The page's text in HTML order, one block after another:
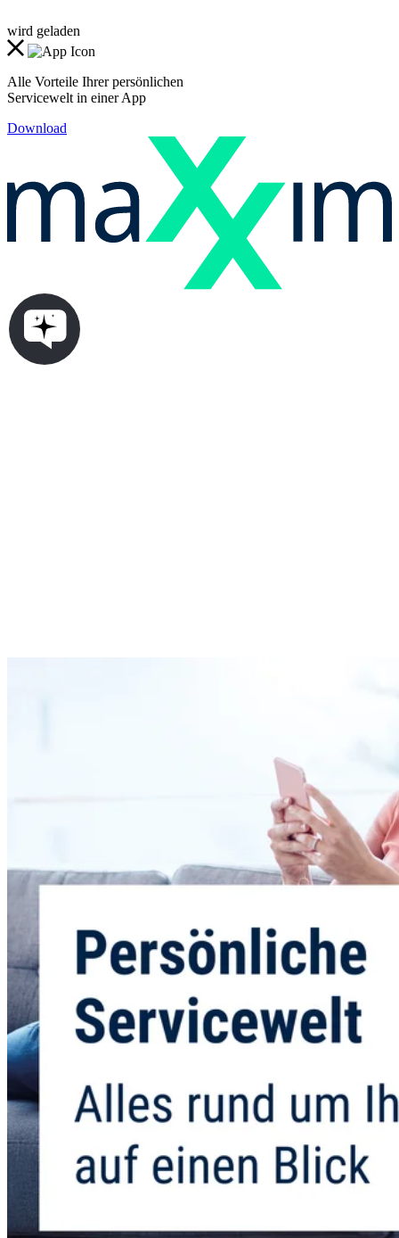
wird geladen
Alle Vorteile Ihrer persönlichen
Servicewelt in einer App
Download